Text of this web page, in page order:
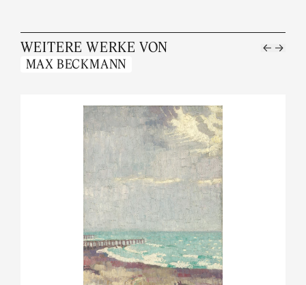
WEITERE WERKE VON
MAX BECKMANN